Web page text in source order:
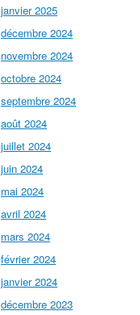
janvier 2025
décembre 2024
novembre 2024
octobre 2024
septembre 2024
août 2024
juillet 2024
juin 2024
mai 2024
avril 2024
mars 2024
février 2024
janvier 2024
décembre 2023